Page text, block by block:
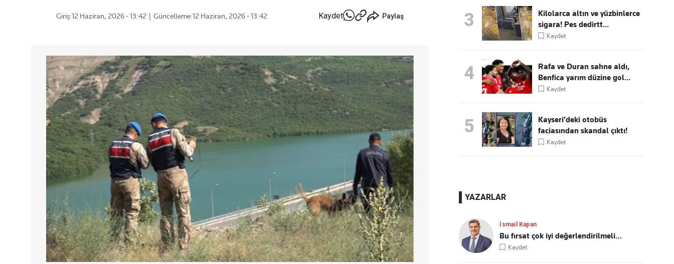
Giriş:12 Haziran, 2026 - 13:42 Güncelleme:12 Haziran, 2026 - 13:42 Kaydet Paylaş 3
Kilolarca altın ve yüzbinlerce
sigara! Pes dedirtt...
Kaydet
4
Rafa ve Duran sahne aldı,
Benfica yarım düzine gol...
Kaydet
5
Kayseri’deki otobüs
faciasından skandal çıktı!
Kaydet
YAZARLAR
İsmail Kapan
Bu fırsat çok iyi değerlendirilmeli…
Kaydet